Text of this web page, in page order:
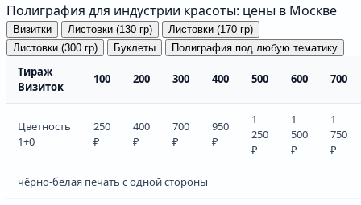
Полиграфия для индустрии красоты: цены в Москве
Визитки Листовки (130 гр)
Листовки (170 гр)
Листовки (300 гр)
Буклеты Полиграфия под любую тематику
Тираж
Визиток
100 200 300 400 500 600 700
Цветность
1+0
250
₽
400
₽
700
₽
950
₽
1
250
₽
1
500
₽
1
750
₽
чёрно-белая печать с одной стороны